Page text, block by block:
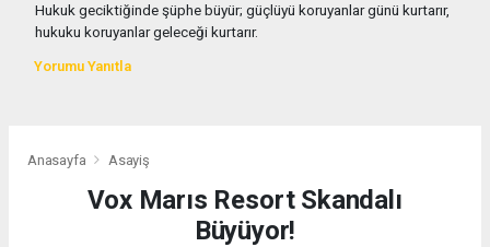
Hukuk geciktiğinde şüphe büyür; güçlüyü koruyanlar günü kurtarır,
hukuku koruyanlar geleceği kurtarır.
Yorumu Yanıtla
Anasayfa Asayiş
Vox Marıs Resort Skandalı
Büyüyor!